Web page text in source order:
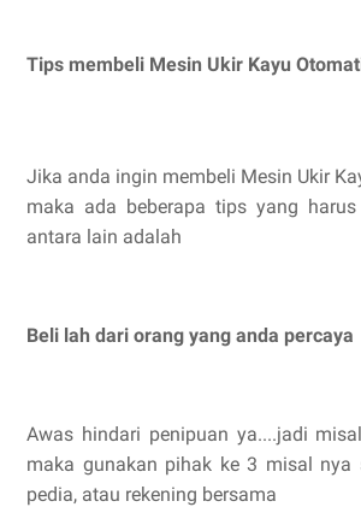
Tips membeli Mesin Ukir Kayu
Jika anda ingin membeli Mesin Ukir
maka ada beberapa tips yang
antara lain adalah
Beli lah dari orang yang anda percaya
Awas hindari penipuan ya....jadi
maka gunakan pihak ke 3 misal nya
pedia, atau rekening bersama